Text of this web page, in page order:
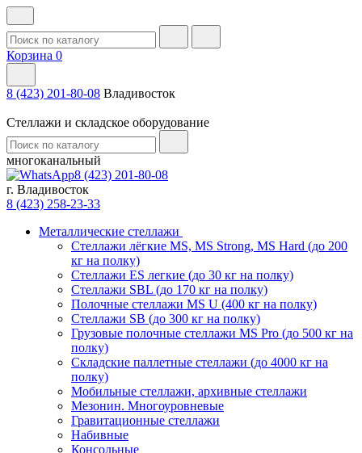
Корзина 0
8 (423) 201-80-08 Владивосток
Стеллажи и складское оборудование
многоканальный
8 (423) 201-80-08
г. Владивосток
8 (423) 258-23-33
Металлические стеллажи
Стеллажи лёгкие MS, MS Strong, MS Hard (до 200
кг на полку)
Стеллажи ES легкие (до 30 кг на полку)
Стеллажи SBL (до 170 кг на полку)
Полочные стеллажи MS U (400 кг на полку)
Стеллажи SB (до 300 кг на полку)
Грузовые полочные стеллажи MS Pro (до 500 кг на
полку)
Складские паллетные стеллажи (до 4000 кг на
полку)
Мобильные стеллажи, архивные стеллажи
Мезонин. Многоуровневые
Гравитационные стеллажи
Набивные
Консольные